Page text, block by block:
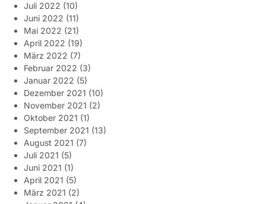
Juli 2022 (10)
Juni 2022 (11)
Mai 2022 (21)
April 2022 (19)
März 2022 (7)
Februar 2022 (3)
Januar 2022 (5)
Dezember 2021 (10)
November 2021 (2)
Oktober 2021 (1)
September 2021 (13)
August 2021 (7)
Juli 2021 (5)
Juni 2021 (1)
April 2021 (5)
März 2021 (2)